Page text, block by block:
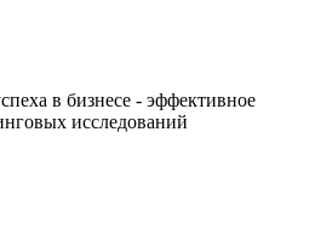
в бизнесе - эффективное
исследований